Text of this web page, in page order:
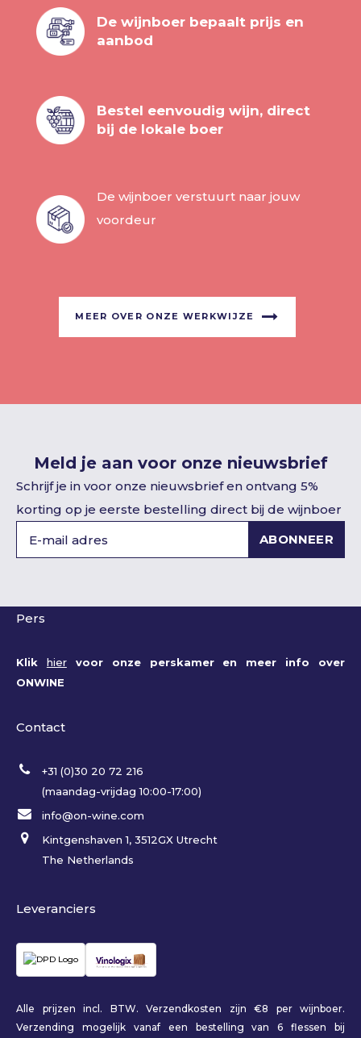
De wijnboer bepaalt prijs en
aanbod
Bestel eenvoudig wijn, direct
bij de lokale boer
De wijnboer verstuurt naar jouw
voordeur
MEER OVER ONZE WERKWIJZE
Meld je aan voor onze nieuwsbrief
Schrijf je in voor onze nieuwsbrief en ontvang 5%
korting op je eerste bestelling direct bij de wijnboer
ABONNEER
Pers
Klik hiervoor onze perskamer en meer info over
ONWINE
Contact
+31 (0)30 20 72 216
(maandag-vrijdag 10:00-17:00)
info@on-wine.com
Kintgenshaven 1, 3512GX Utrecht
The Netherlands
Leveranciers
Alle prijzen incl. BTW. Verzendkosten zijn €8 per wijnboer.
Verzending mogelijk vanaf een bestelling van 6 flessen bij